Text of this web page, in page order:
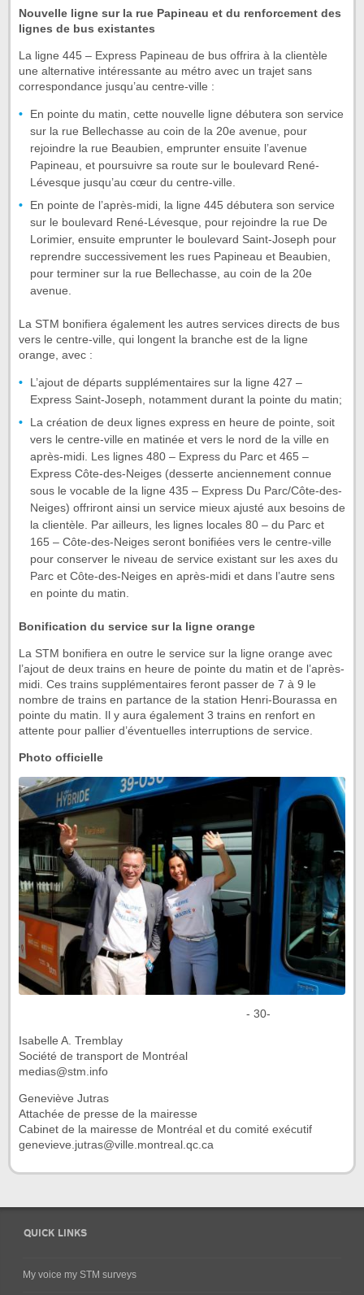
Nouvelle ligne sur la rue Papineau et du renforcement des
lignes de bus existantes
La ligne 445 – Express Papineau de bus offrira à la clientèle
une alternative intéressante au métro avec un trajet sans
correspondance jusqu’au centre-ville :
En pointe du matin, cette nouvelle ligne débutera son service
sur la rue Bellechasse au coin de la 20e avenue, pour
rejoindre la rue Beaubien, emprunter ensuite l’avenue
Papineau, et poursuivre sa route sur le boulevard René-
Lévesque jusqu’au cœur du centre-ville.
En pointe de l’après-midi, la ligne 445 débutera son service
sur le boulevard René-Lévesque, pour rejoindre la rue De
Lorimier, ensuite emprunter le boulevard Saint-Joseph pour
reprendre successivement les rues Papineau et Beaubien,
pour terminer sur la rue Bellechasse, au coin de la 20e
avenue.
La STM bonifiera également les autres services directs de bus
vers le centre-ville, qui longent la branche est de la ligne
orange, avec :
L’ajout de départs supplémentaires sur la ligne 427 –
Express Saint-Joseph, notamment durant la pointe du matin;
La création de deux lignes express en heure de pointe, soit
vers le centre-ville en matinée et vers le nord de la ville en
après-midi. Les lignes 480 – Express du Parc et 465 –
Express Côte-des-Neiges (desserte anciennement connue
sous le vocable de la ligne 435 – Express Du Parc/Côte-des-
Neiges) offriront ainsi un service mieux ajusté aux besoins de
la clientèle. Par ailleurs, les lignes locales 80 – du Parc et
165 – Côte-des-Neiges seront bonifiées vers le centre-ville
pour conserver le niveau de service existant sur les axes du
Parc et Côte-des-Neiges en après-midi et dans l’autre sens
en pointe du matin.
Bonification du service sur la ligne orange
La STM bonifiera en outre le service sur la ligne orange avec
l’ajout de deux trains en heure de pointe du matin et de l’après-
midi. Ces trains supplémentaires feront passer de 7 à 9 le
nombre de trains en partance de la station Henri-Bourassa en
pointe du matin. Il y aura également 3 trains en renfort en
attente pour pallier d’éventuelles interruptions de service.
Photo officielle
- 30-
Isabelle A. Tremblay
Société de transport de Montréal
medias@stm.info
Geneviève Jutras
Attachée de presse de la mairesse
Cabinet de la mairesse de Montréal et du comité exécutif
genevieve.jutras@ville.montreal.qc.ca
QUICK LINKS
My voice my STM surveys